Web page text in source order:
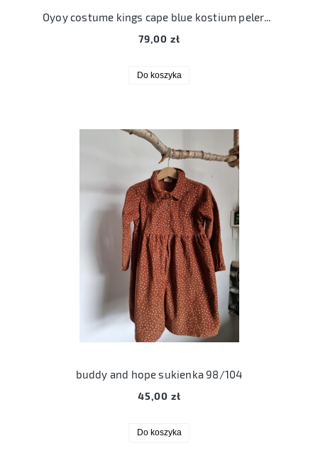
Oyoy costume kings cape blue kostium peleryna króla
79,00 zł
Do koszyka
buddy and hope sukienka 98/104
45,00 zł
Do koszyka